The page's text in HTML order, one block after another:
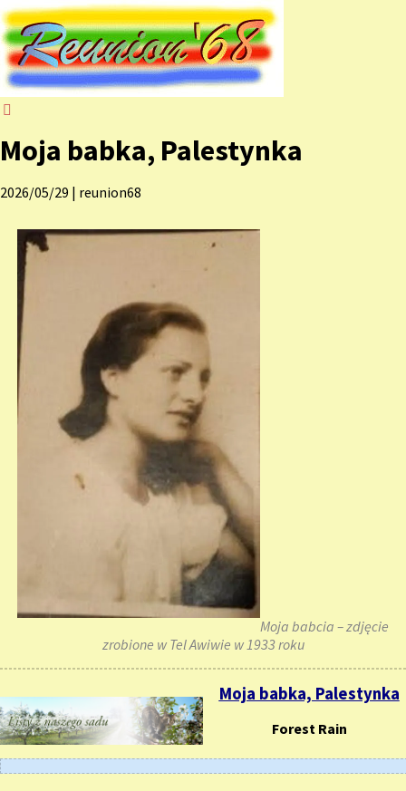
Moja babka, Palestynka
2026/05/29 | reunion68
Moja babcia – zdjęcie
zrobione w Tel Awiwie w 1933 roku
Moja babka, Palestynka
Forest Rain